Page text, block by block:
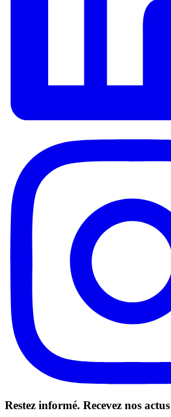
Restez informé. Recevez nos